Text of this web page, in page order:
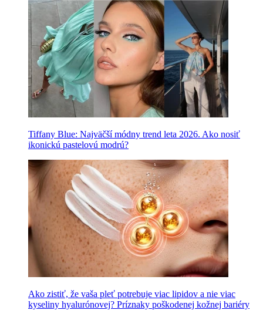
Tiffany Blue: Najväčší módny trend leta 2026. Ako nosiť
ikonickú pastelovú modrú?
Ako zistiť, že vaša pleť potrebuje viac lipidov a nie viac
kyseliny hyalurónovej? Príznaky poškodenej kožnej bariéry